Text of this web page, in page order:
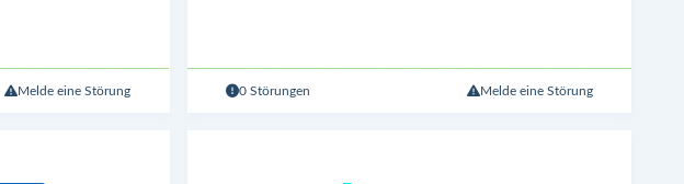
Melde eine Störung 0 Störungen Melde eine Störung